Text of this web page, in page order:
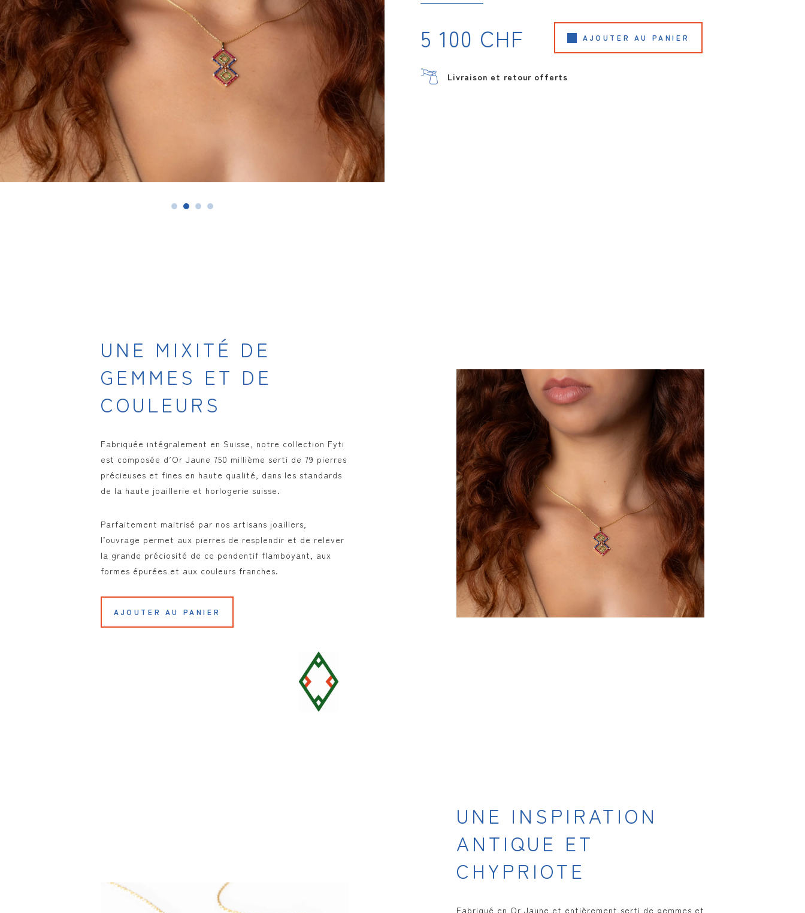
5 100 CHF AJOUTER AU PANIER
Livraison et retour offerts
UNE MIXITÉ DE
GEMMES ET DE
COULEURS
Fabriquée intégralement en Suisse, notre collection Fyti
est composée d’Or Jaune 750 millième serti de 79 pierres
précieuses et fines en haute qualité, dans les standards
de la haute joaillerie et horlogerie suisse.
Parfaitement maitrisé par nos artisans joaillers,
l’ouvrage permet aux pierres de resplendir et de relever
la grande préciosité de ce pendentif flamboyant, aux
formes épurées et aux couleurs franches.
AJOUTER AU PANIER
UNE INSPIRATION
ANTIQUE ET
CHYPRIOTE
Fabriqué en Or Jaune et entièrement serti de gemmes et